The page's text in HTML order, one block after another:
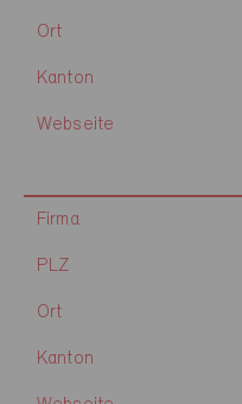
Ort
Kanton
Webseite
Firma
PLZ
Ort
Kanton